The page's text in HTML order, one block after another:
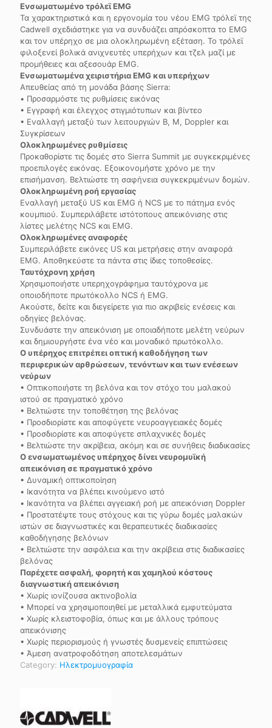
Ενσωματωμένο τρόλεϊ EMG
Τα χαρακτηριστικά και η εργονομία του νέου EMG τρόλεϊ της
Cadwell σχεδιάστηκε για να συνδυάζει απρόσκοπτα το EMG
και τον υπέρηχο σε μια ολοκληρωμένη εξέταση. Το τρόλεϊ
φιλοξενεί βολικά ανιχνευτές υπερήχων και τζελ μαζί με
προμήθειες και αξεσουάρ EMG.
Ενσωματωμένα χειριστήρια EMG και υπερήχων
Απευθείας από τη μονάδα βάσης Sierra:
• Προσαρμόστε τις ρυθμίσεις εικόνας
• Εγγραφή και έλεγχος στιγμιότυπων και βίντεο
• Εναλλαγή μεταξύ των λειτουργιών B, M, Doppler και
Συγκρίσεων
Ολοκληρωμένες ρυθμίσεις
Προκαθορίστε τις δομές στο Sierra Summit με συγκεκριμένες
προεπιλογές εικόνας. Εξοικονομήστε χρόνο με την
επισήμανση. Βελτιώστε τη σαφήνεια συγκεκριμένων δομών.
Ολοκληρωμένη ροή εργασίας
Εναλλαγή μεταξύ US και EMG ή NCS με το πάτημα ενός
κουμπιού. Συμπεριλάβετε ιστότοπους απεικόνισης στις
λίστες μελέτης NCS και EMG.
Ολοκληρωμένες αναφορές
Συμπεριλάβετε εικόνες US και μετρήσεις στην αναφορά
EMG. Αποθηκεύστε τα πάντα στις ίδιες τοποθεσίες.
Ταυτόχρονη χρήση
Χρησιμοποιήστε υπερηχογράφημα ταυτόχρονα με
οποιοδήποτε πρωτόκολλο NCS ή EMG.
Ακούστε, δείτε και διεγείρετε για πιο ακριβείς ενέσεις και
οδηγίες βελόνας.
Συνδυάστε την απεικόνιση με οποιαδήποτε μελέτη νεύρων
και δημιουργήστε ένα νέο και μοναδικό πρωτόκολλο.
Ο υπέρηχος επιτρέπει οπτική καθοδήγηση των
περιφερικών αρθρώσεων, τενόντων και των ενέσεων
νεύρων
• Οπτικοποιήστε τη βελόνα και τον στόχο του μαλακού
ιστού σε πραγματικό χρόνο
• Βελτιώστε την τοποθέτηση της βελόνας
• Προσδιορίστε και αποφύγετε νευροαγγειακές δομές
• Προσδιορίστε και αποφύγετε σπλαχνικές δομές
• Βελτιώστε την ακρίβεια, ακόμη και σε συνήθεις διαδικασίες
Ο ενσωματωμένος υπέρηχος δίνει νευρομυϊκή
απεικόνιση σε πραγματικό χρόνο
• Δυναμική οπτικοποίηση
• Ικανότητα να βλέπει κινούμενο ιστό
• Ικανότητα να βλέπει αγγειακή ροή με απεικόνιση Doppler
• Προστατέψτε τους στόχους και τις γύρω δομές μαλακών
ιστών σε διαγνωστικές και θεραπευτικές διαδικασίες
καθοδήγησης βελόνων
• Βελτιώστε την ασφάλεια και την ακρίβεια στις διαδικασίες
βελόνας
Παρέχετε ασφαλή, φορητή και χαμηλού κόστους
διαγνωστική απεικόνιση
• Χωρίς ιονίζουσα ακτινοβολία
• Μπορεί να χρησιμοποιηθεί με μεταλλικά εμφυτεύματα
• Χωρίς κλειστοφοβία, όπως και με άλλους τρόπους
απεικόνισης
• Χωρίς περιορισμούς ή γνωστές δυσμενείς επιπτώσεις
• Άμεση ανατροφοδότηση αποτελεσμάτων
Category: Ηλεκτρομυογραφία